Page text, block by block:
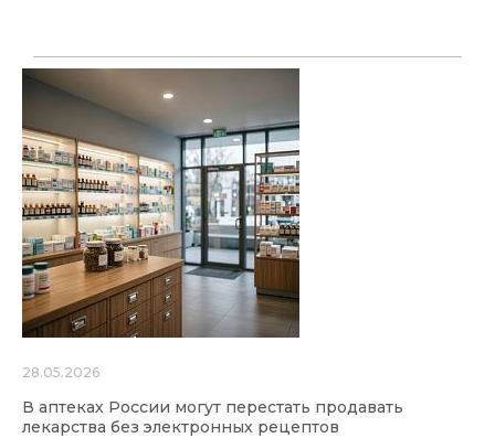
28.05.2026
В аптеках России могут перестать продавать
лекарства без электронных рецептов